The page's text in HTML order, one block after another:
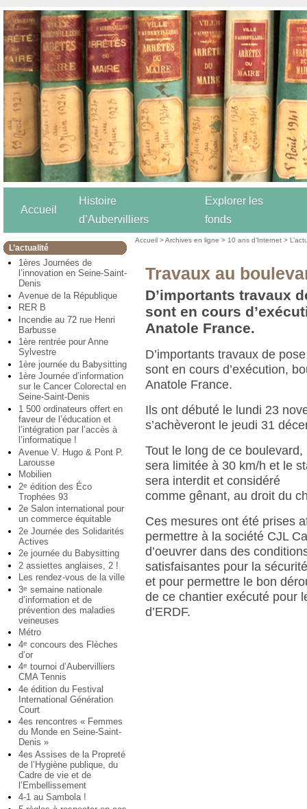
Accueil
Histoire
d’Aubervilliers
Explorer les
fonds
L’actualité
1ères Journées de
l’innovation en Seine-Saint-
Denis
Avenue de la République
RER B
Incendie au 72 rue Henri
Barbusse
1ère rentrée pour Anne
Sylvestre
1ère journée du Babysitting
1ère Journée d’information
sur le Cancer Colorectal en
Seine-Saint-Denis
1 500 ordinateurs offert en
faveur de l’éducation et
l’intégration par l’accès à
l’informatique !
Avenue V. Hugo & Pont P.
Larousse
Mobilien
2e édition des Éco
Trophées 93
2e Salon international pour
un commerce équitable
2e Journée des Solidarités
Actives
2e journée du Babysitting
2 assiettes anglaises, 2 !
Les rendez-vous de la ville
3e semaine nationale
d’information et de
prévention des maladies
veineuses
Métro
4e concours des Flèches
d’or
4e tournoi d’Aubervilliers
CMA Tennis
4e édition du Festival
International Génération
Court
4es rencontres « Femmes
du Monde en Seine-Saint-
Denis »
4es Assises de la Propreté
de l’Hygiène publique, du
Cadre de vie et de
l’Embellissement
4-1 au Sambola !
Accueil >Archives en ligne > 10 ans d’Internet >
Travaux au
D’importants travaux
sont en cours
Anatole France.
D’importants travaux de
sont en cours d’exécution,
Anatole France.
Ils ont débuté le lundi 23
s’achèveront le jeudi 31
Tout le long de ce boulevard,
sera limitée à 30 km/h et le
sera interdit et considéré
comme gênant, au droit du
Ces mesures ont été prises
permettre à la société CJL
d’oeuvrer dans des
satisfaisantes pour la
et pour permettre le bon
de ce chantier exécuté pour
d’ERDF.